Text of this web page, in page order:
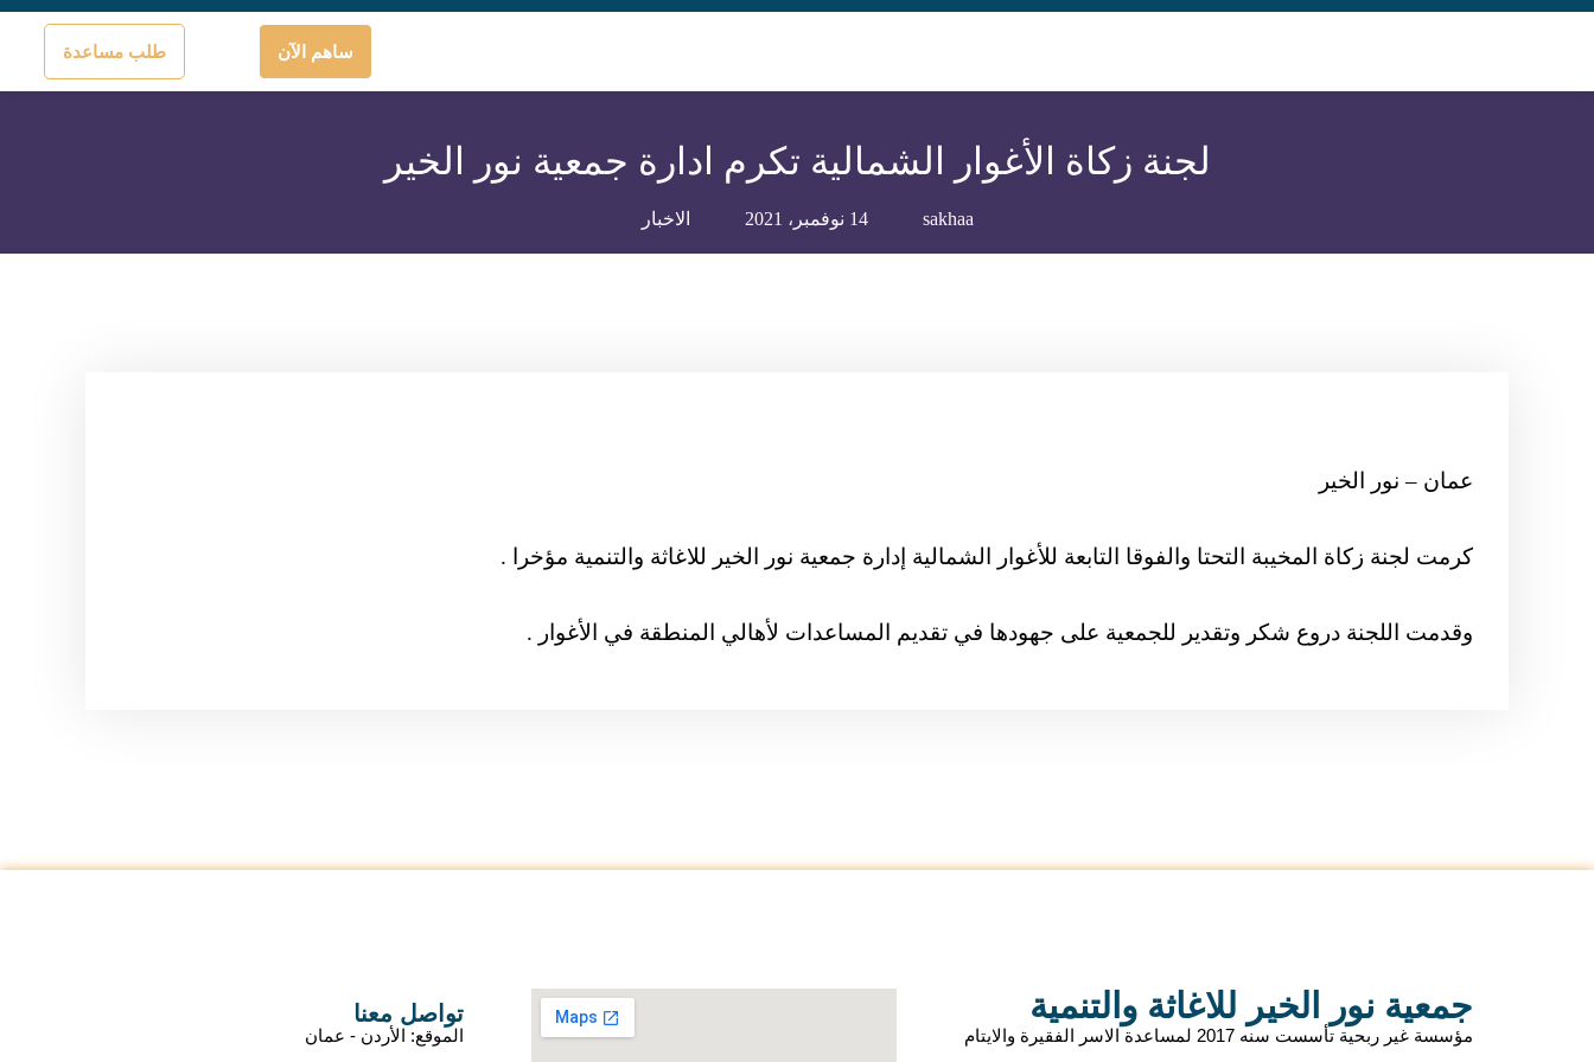
ساهم الآن طلب مساعدة
لجنة زكاة الأغوار الشمالية تكرم ادارة جمعية نور الخير
sakhaa 14 نوفمبر، 2021 الاخبار
عمان – نور الخير
كرمت لجنة زكاة المخيبة التحتا والفوقا التابعة للأغوار الشمالية إدارة جمعية نور الخير للاغاثة والتنمية مؤخرا .
وقدمت اللجنة دروع شكر وتقدير للجمعية على جهودها في تقديم المساعدات لأهالي المنطقة في الأغوار .
جمعية نور الخير للاغاثة والتنمية
مؤسسة غير ربحية تأسست سنه 2017 لمساعدة الاسر الفقيرة والايتام
تواصل معنا
الموقع: الأردن - عمان